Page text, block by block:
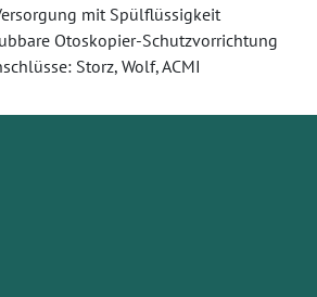
mit Spülflüssigkeit
Otoskopier-Schutzvorrichtung
Storz, Wolf, ACMI